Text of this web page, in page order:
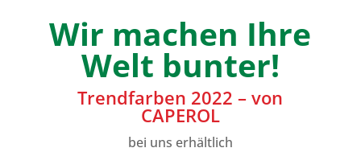
Wir machen Ihre
Welt bunter!
Trendfarben 2022 – von
CAPEROL
bei uns erhältlich